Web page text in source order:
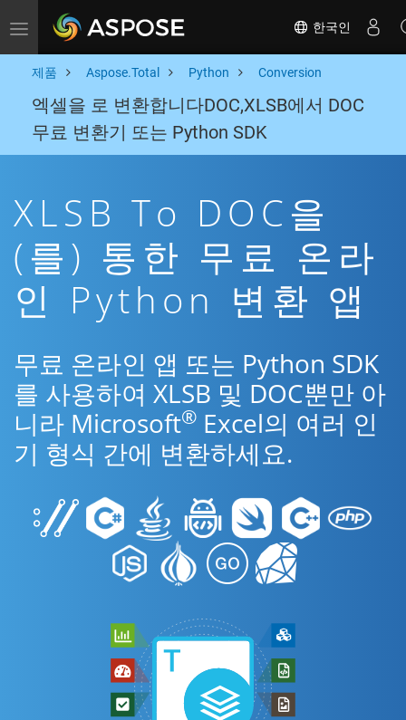
Toggle navigation 한국인
제품 Aspose.Total Python Conversion
엑셀을 로 변환합니다DOC,XLSB에서 DOC
무료 변환기 또는 Python SDK
XLSB To DOC을
(를) 통한 무료 온라
인 Python 변환 앱
무료 온라인 앱 또는 Python SDK
를 사용하여 XLSB 및 DOC뿐만 아
니라 Microsoft® Excel의 여러 인
기 형식 간에 변환하세요.